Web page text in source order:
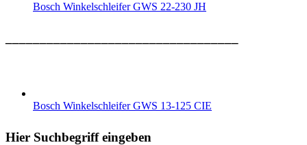
Bosch Winkelschleifer GWS 22-230 JH
Bosch Winkelschleifer GWS 13-125 CIE
Hier Suchbegriff eingeben